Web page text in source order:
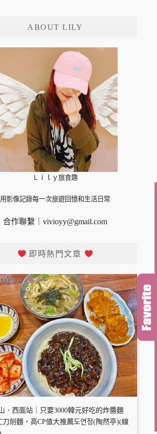
ABOUT LILY
Ｌｉｌｙ旅食趣
用影像記錄每一次旅遊回憶和生活日常
合作聯繫｜vivioyy@gmail.com
即時熱門文章
．西面站｜只要3000韓元好吃的炸醬麵
刀削麵，高CP值大推薦도연정(陶然亭)(線